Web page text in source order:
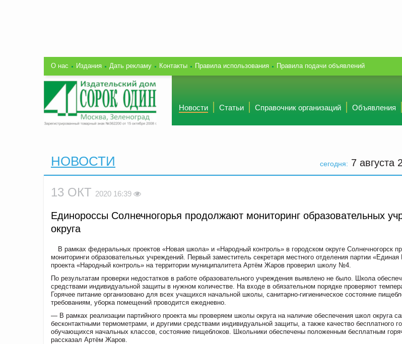
О нас Издания Дать рекламу Контакты Правила использования Правила подачи объявлений
Новости Статьи Справочник организаций Объявления
сегодня: 7 августа
НОВОСТИ
13 ОКТ 2020 16:39
Единороссы Солнечногорья продолжают мониторинг образовательных
округа
В рамках федеральных проектов «Новая школа» и «Народный контроль» в городском округе Солнечногорск
мониторинги образовательных учреждений. Первый заместитель секретаря местного отделения партии «Единая
проекта «Народный контроль» на территории муниципалитета Артём Жаров проверил школу №4.
По результатам проверки недостатков в работе образовательного учреждения выявлено не было. Школа
средствами индивидуальной защиты в нужном количестве. На входе в обязательном порядке проверяют
Горячее питание организовано для всех учащихся начальной школы, санитарно-гигиеническое состояние
требованиям, уборка помещений проводится ежедневно.
— В рамках реализации партийного проекта мы проверяем школы округа на наличие обеспечения школ округа
бесконтактными термометрами, и другими средствами индивидуальной защиты, а также качество бесплатного
обучающихся начальных классов, состояние пищеблоков. Школьники обеспечены положенным бесплатным
рассказал Артём Жаров.